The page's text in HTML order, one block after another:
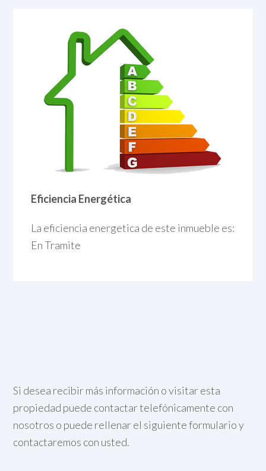
Eficiencia Energética
La eficiencia energetica de este inmueble es:
En Tramite
Si desea recibir más información o visitar esta
propiedad puede contactar telefónicamente con
nosotros o puede rellenar el siguiente formulario y
contactaremos con usted.